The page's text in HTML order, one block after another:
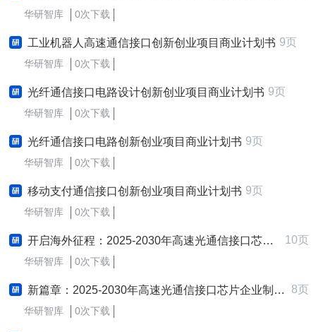
华研智库 0次下载
工业机器人高速通信接口创新创业项目商业计划书 9页
华研智库 0次下载
光纤通信接口电路设计创新创业项目商业计划书 9页
华研智库 0次下载
光纤通信接口电路创新创业项目商业计划书 9页
华研智库 0次下载
移动支付通信接口创新创业项目商业计划书 9页
华研智库 0次下载
开启海外征程：2025-2030年高速光通信接口芯片行业跨境出海战略研究报告 10页
华研智库 0次下载
新篇章：2025-2030年高速光通信接口芯片企业制定与实施新质生产力战略研究报告 8页
华研智库 0次下载